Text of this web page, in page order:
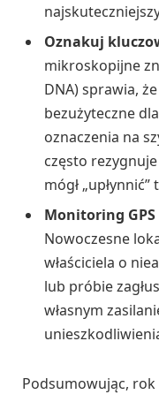
Oznakuj
mikroskopijne
DNA) sprawia,
bezużyteczne
oznaczenia na
często
mógł
Monitoring
Nowoczesne
właściciela o
lub próbie
własnym
Podsumowując, rok